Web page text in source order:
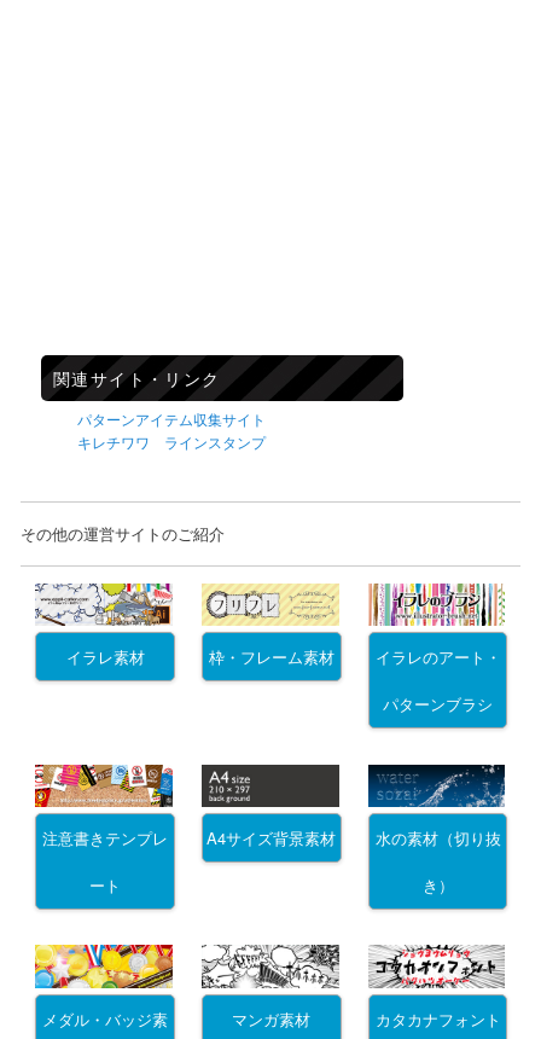
関連サイト・リンク
パターンアイテム収集サイト
キレチワワ ラインスタンプ
その他の運営サイトのご紹介
イラレ素材 枠・フレーム素材 イラレのアート・
パターンブラシ
注意書きテンプレ
ート
A4サイズ背景素材 水の素材（切り抜
き）
メダル・バッジ素 マンガ素材 カタカナフォント